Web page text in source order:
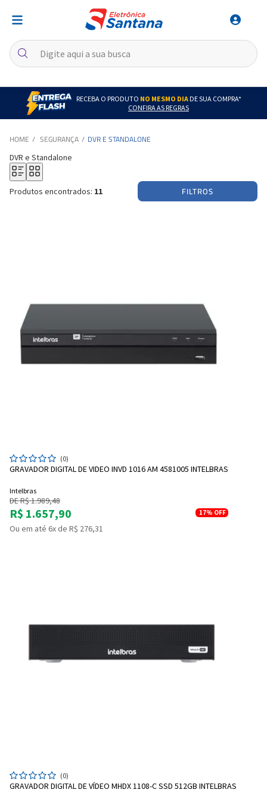
RECEBA O PRODUTO NO MESMO DIADE SUA COMPRA*
CONFIRA AS REGRAS
SEGURANÇA DVR E STANDALONE
DVR e Standalone
Produtos encontrados: 11 FILTROS
(0)
GRAVADOR DIGITAL DE VIDEO INVD 1016 AM 4581005 INTELBRAS
Intelbras
DE R$ 1.989,48
R$ 1.657,90 17% OFF
Ou em até 6x de R$ 276,31
(0)
GRAVADOR DIGITAL DE VÍDEO MHDX 1108-C SSD 512GB INTELBRAS